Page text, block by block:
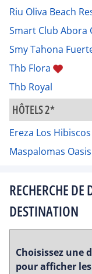
Riu Oliva Beach
Smart Club Abora
Smy Tahona
Thb Flora
Thb Royal
HÔTELS 2*
Ereza Los Hibiscos
Maspalomas
RECHERCHE
DESTINATION
Choisissez une
pour afficher